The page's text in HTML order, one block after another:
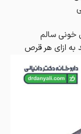
خونی سالم